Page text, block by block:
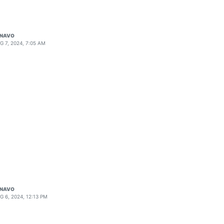
TIME+ COMMAND
0:00.01 s6-svscan
s6-supervise
s6-supervise
s6-supervise
s6-ipcserverd
0:00.02 sshd
0:00.03 ttyd
tmux: client
tmux: server
0.1   0:00.59 zsh
7, 2024, 7:05 AM
6, 2024, 12:13 PM